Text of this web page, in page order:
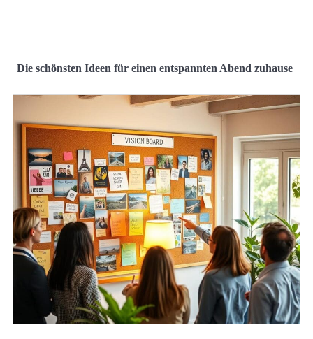
Die schönsten Ideen für einen entspannten Abend zuhause